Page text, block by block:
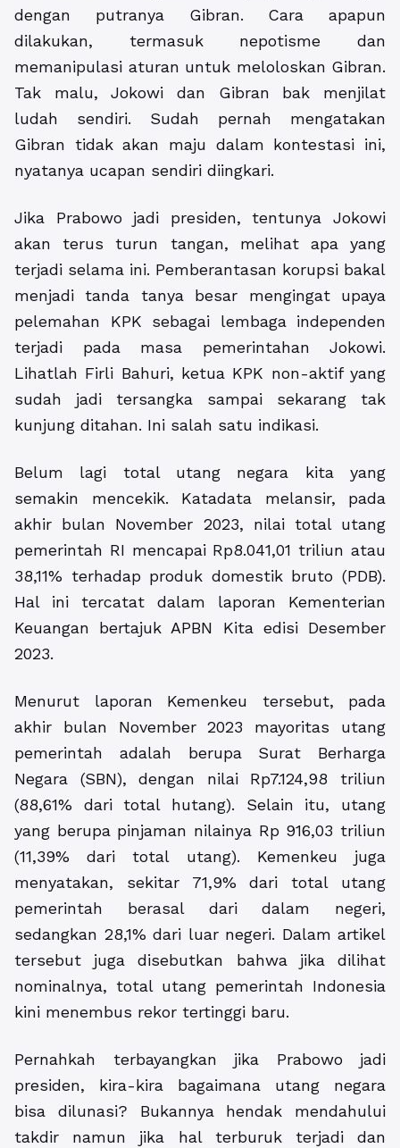
dengan putranya Gibran. Cara apapun
dilakukan, termasuk nepotisme dan
memanipulasi aturan untuk meloloskan Gibran.
Tak malu, Jokowi dan Gibran bak menjilat
ludah sendiri. Sudah pernah mengatakan
Gibran tidak akan maju dalam kontestasi ini,
nyatanya ucapan sendiri diingkari.
Jika Prabowo jadi presiden, tentunya Jokowi
akan terus turun tangan, melihat apa yang
terjadi selama ini. Pemberantasan korupsi bakal
menjadi tanda tanya besar mengingat upaya
pelemahan KPK sebagai lembaga independen
terjadi pada masa pemerintahan Jokowi.
Lihatlah Firli Bahuri, ketua KPK non-aktif yang
sudah jadi tersangka sampai sekarang tak
kunjung ditahan. Ini salah satu indikasi.
Belum lagi total utang negara kita yang
semakin mencekik. Katadata melansir, pada
akhir bulan November 2023, nilai total utang
pemerintah RI mencapai Rp8.041,01 triliun atau
38,11% terhadap produk domestik bruto (PDB).
Hal ini tercatat dalam laporan Kementerian
Keuangan bertajuk APBN Kita edisi Desember
2023.
Menurut laporan Kemenkeu tersebut, pada
akhir bulan November 2023 mayoritas utang
pemerintah adalah berupa Surat Berharga
Negara (SBN), dengan nilai Rp7.124,98 triliun
(88,61% dari total hutang). Selain itu, utang
yang berupa pinjaman nilainya Rp 916,03 triliun
(11,39% dari total utang). Kemenkeu juga
menyatakan, sekitar 71,9% dari total utang
pemerintah berasal dari dalam negeri,
sedangkan 28,1% dari luar negeri. Dalam artikel
tersebut juga disebutkan bahwa jika dilihat
nominalnya, total utang pemerintah Indonesia
kini menembus rekor tertinggi baru.
Pernahkah terbayangkan jika Prabowo jadi
presiden, kira-kira bagaimana utang negara
bisa dilunasi? Bukannya hendak mendahului
takdir namun jika hal terburuk terjadi dan